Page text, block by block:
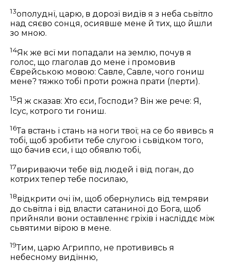
13ополуднї, царю, в дорозї видїв я з неба сьвітло
над сяєво сонця, осиявше мене й тих, що йшли
зо мною.
14Як же всї ми попадали на землю, почув я
голос, що глаголав до мене і промовив
Єврейською мовою: Савле, Савле, чого гониш
мене? тяжко тобі проти рожна прати (перти).
15Я ж сказав: Хто єси, Господи? Він же рече: Я,
Ісус, котрого ти гониш.
16Та встань і стань на ноги твої; на се бо явивсь я
тобі, щоб зробити тебе слугою і сьвідком того,
що бачив єси, і що обявлю тобі,
17вириваючи тебе від людей і від поган, до
котрих тепер тебе посилаю,
18відкрити очі їм, щоб обернулись від темряви
до сьвітла і від власти сатаниної до Бога, щоб
прийняли вони оставленнє гріхів і наслїддє між
сьвятими вірою в мене.
19Тим, царю Агриппо, не протививсь я
небесному видїнню,